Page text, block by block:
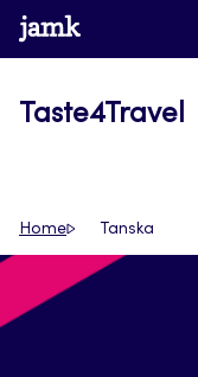
Siirry
suoraan
www.jamk.fi
Taste4Travel
Home Tanska